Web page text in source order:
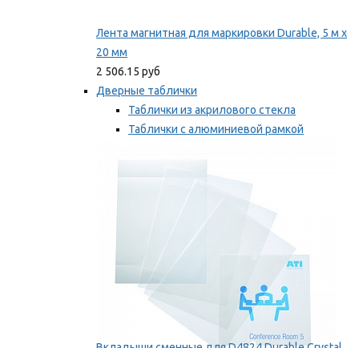
Лента магнитная для маркировки Durable, 5 м х
20 мм
2 506.15 руб
Дверные таблички
Таблички из акрилового стекла
Таблички с алюминиевой рамкой